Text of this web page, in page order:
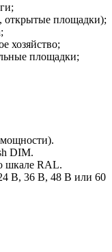
открытые площадки);
хозяйство;
площадки;
DIM.
шкале RAL.
В, 36 В, 48 В или 60